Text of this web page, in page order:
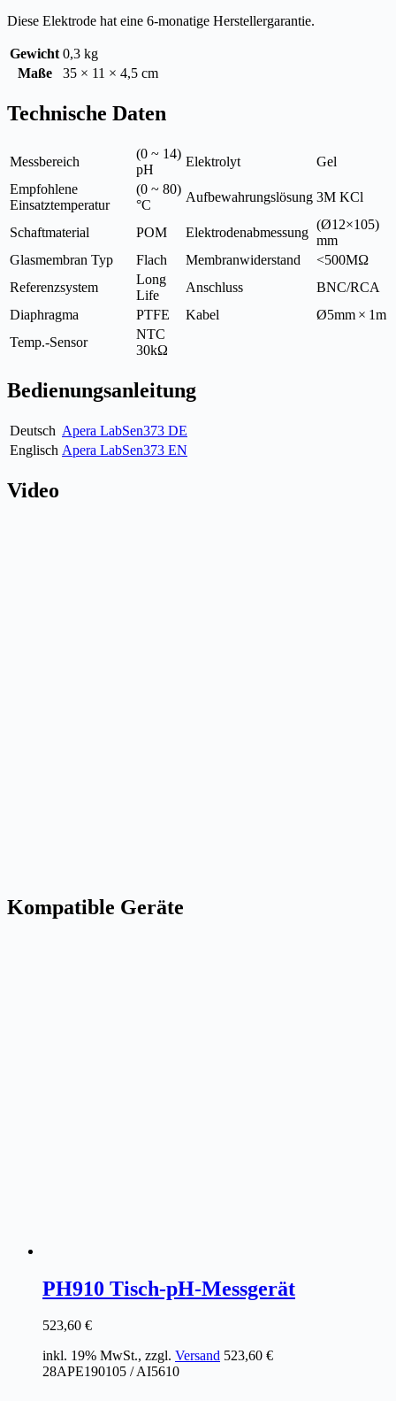
Diese Elektrode hat eine 6-monatige Herstellergarantie.
Gewicht 0,3 kg
Maße
35 × 11 × 4,5 cm
Technische Daten
Messbereich
(0 ~ 14)
pH
Elektrolyt
Gel
Empfohlene
Einsatztemperatur
(0 ~ 80)
°C
Aufbewahrungslösung 3M KCl
Schaftmaterial POM Elektrodenabmessung
(Ø12×105)
mm
Glasmembran Typ
Flach Membranwiderstand
<500MΩ
Referenzsystem
Long
Life
Anschluss
BNC/RCA
Diaphragma
PTFE Kabel
Ø5mm × 1m
Temp.-Sensor
NTC
30kΩ
Bedienungsanleitung
Deutsch Apera LabSen373 DE
Englisch Apera LabSen373 EN
Video
Kompatible Geräte
PH910 Tisch-pH-Messgerät
523,60 €
inkl. 19% MwSt., zzgl. Versand 523,60 €
28APE190105 / AI5610